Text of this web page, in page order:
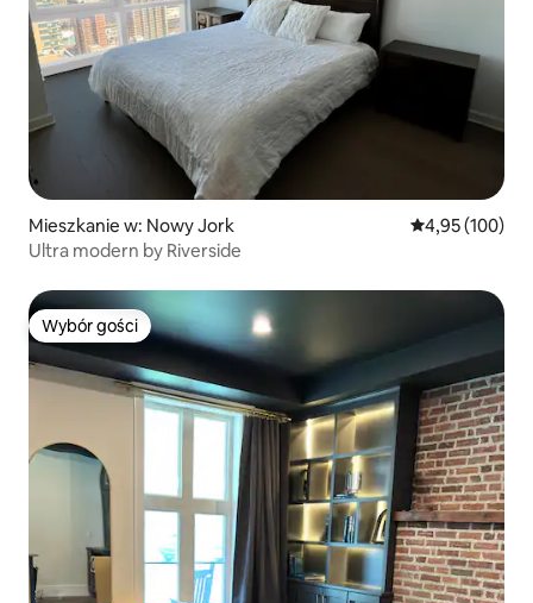
Mieszkanie w: Nowy Jork Średnia
4,95 (100)
Ultra modern by Riverside
Wybór gości
Wybór gości